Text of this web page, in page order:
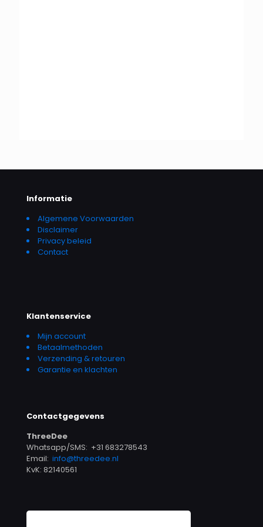
Informatie
Algemene Voorwaarden
Disclaimer
Privacy beleid
Contact
Klantenservice
Mijn account
Betaalmethoden
Verzending & retouren
Garantie en klachten
Contactgegevens
ThreeDee
Whatsapp/SMS: +31 683278543
Email: info@threedee.nl
KvK: 82140561